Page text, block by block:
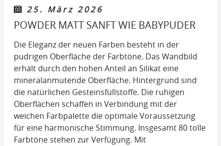
25. März 2026
POWDER MATT SANFT WIE BABYPUDER
Die Eleganz der neuen Farben besteht in der
pudrigen Oberfläche der Farbtöne. Das Wandbild
erhält durch den hohen Anteil an Silikat eine
mineralanmutende Oberfläche. Hintergrund sind
die natürlichen Gesteinsfüllstoffe. Die ruhigen
Oberflächen schaffen in Verbindung mit der
weichen Farbpalette die optimale Voraussetzung
für eine harmonische Stimmung. Insgesamt 80 tolle
Farbtöne stehen zur Verfügung. Mit